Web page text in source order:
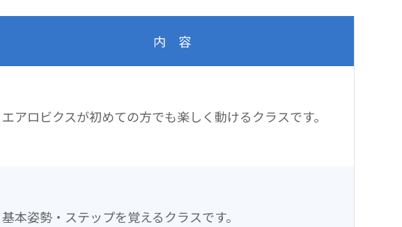
内 容
エアロビクスが初めての方でも楽しく動けるクラスです。
基本姿勢・ステップを覚えるクラスです。